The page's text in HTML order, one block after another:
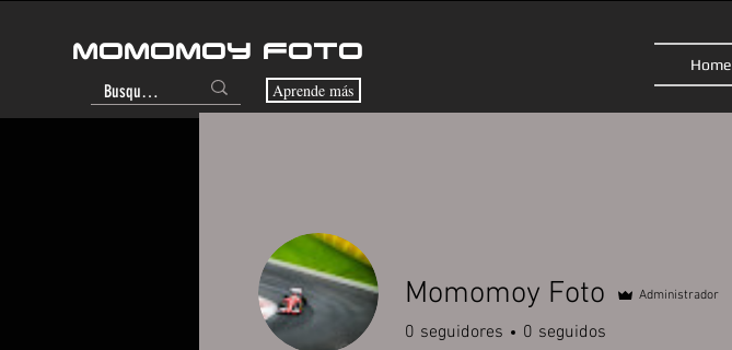
MOMOMOY FOTO
Aprende más
Home
Momomoy Foto Administrador
0 seguidores 0 seguidos